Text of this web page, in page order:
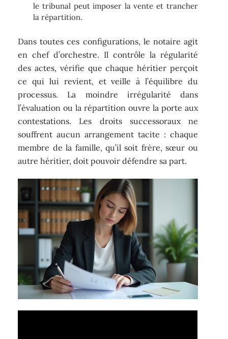
le tribunal peut imposer la vente et trancher
la répartition.
Dans toutes ces configurations, le notaire agit
en chef d’orchestre. Il contrôle la régularité
des actes, vérifie que chaque héritier perçoit
ce qui lui revient, et veille à l’équilibre du
processus. La moindre irrégularité dans
l’évaluation ou la répartition ouvre la porte aux
contestations. Les droits successoraux ne
souffrent aucun arrangement tacite : chaque
membre de la famille, qu’il soit frère, sœur ou
autre héritier, doit pouvoir défendre sa part.